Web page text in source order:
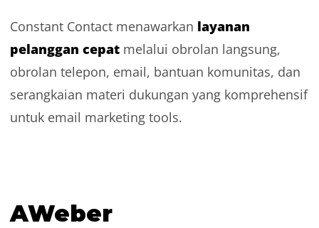
Constant Contact menawarkan layanan
pelanggan cepatmelalui obrolan langsung,
obrolan telepon, email, bantuan komunitas, dan
serangkaian materi dukungan yang komprehensif
untuk email marketing tools.
AWeber